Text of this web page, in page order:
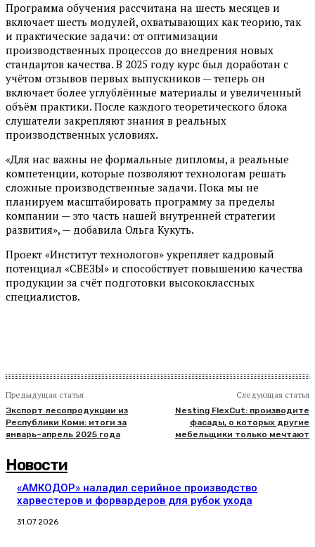
Программа обучения рассчитана на шесть месяцев и
включает шесть модулей, охватывающих как теорию, так
и практические задачи: от оптимизации
производственных процессов до внедрения новых
стандартов качества. В 2025 году курс был доработан с
учётом отзывов первых выпускников — теперь он
включает более углублённые материалы и увеличенный
объём практики. После каждого теоретического блока
слушатели закрепляют знания в реальных
производственных условиях.
«Для нас важны не формальные дипломы, а реальные
компетенции, которые позволяют технологам решать
сложные производственные задачи. Пока мы не
планируем масштабировать программу за пределы
компании — это часть нашей внутренней стратегии
развития», — добавила Ольга Кукуть.
Проект «Институт технологов» укрепляет кадровый
потенциал «СВЕЗЫ» и способствует повышению качества
продукции за счёт подготовки высококлассных
специалистов.
Предыдущая статья
Экспорт лесопродукции из
Республики Коми: итоги за
январь–апрель 2025 года
Следующая статья
Nesting FlexCut: производите
фасады, о которых другие
мебельщики только мечтают
Новости
«АМКОДОР» наладил серийное производство
харвестеров и форвардеров для рубок ухода
31.07.2026